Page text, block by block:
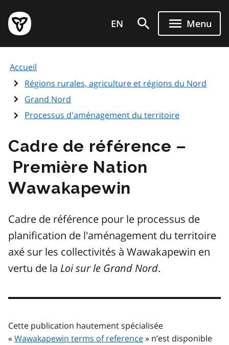
au
contenu
principal
Page
d'accueil
de
l'Ontario
EN Menu
Accueil
Régions rurales, agriculture et régions du Nord
Grand Nord
Processus d'aménagement du territoire
Cadre de référence –
Première Nation
Wawakapewin
Cadre de référence pour le processus de
planification de l'aménagement du territoire
axé sur les collectivités à Wawakapewin en
vertu de la Loi sur le Grand Nord.
Cette publication hautement spécialisée
« Wawakapewin terms of reference» n’est disponible